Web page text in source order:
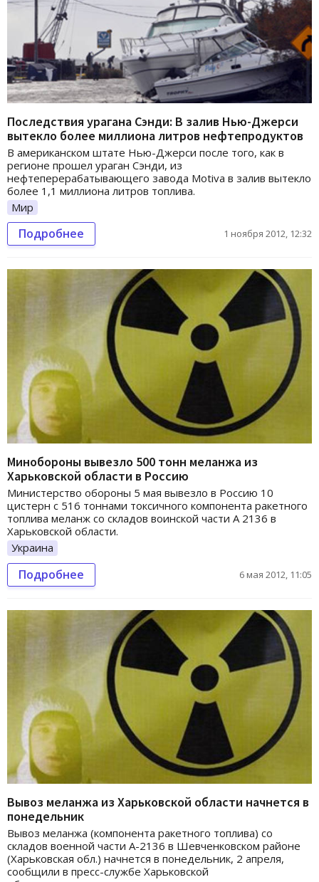
Последствия урагана Сэнди: В залив Нью-Джерси
вытекло более миллиона литров нефтепродуктов
В американском штате Нью-Джерси после того, как в
регионе прошел ураган Сэнди, из
нефтеперерабатывающего завода Motiva в залив вытекло
более 1,1 миллиона литров топлива.
Мир
Подробнее 1 ноября 2012, 12:32
Минобороны вывезло 500 тонн меланжа из
Харьковской области в Россию
Министерство обороны 5 мая вывезло в Россию 10
цистерн с 516 тоннами токсичного компонента ракетного
топлива меланж со складов воинской части А 2136 в
Харьковской области.
Украина
Подробнее 6 мая 2012, 11:05
Вывоз меланжа из Харьковской области начнется в
понедельник
Вывоз меланжа (компонента ракетного топлива) со
складов военной части А-2136 в Шевченковском районе
(Харьковская обл.) начнется в понедельник, 2 апреля,
сообщили в пресс-службе Харьковской